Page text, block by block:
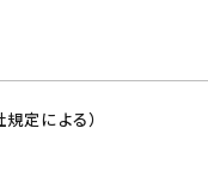
定による）